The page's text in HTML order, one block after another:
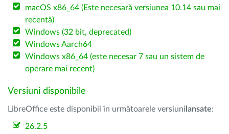
macOS x86_64 (Este necesară versiunea 10.14 sau mai
recentă)
Windows (32 bit, deprecated)
Windows Aarch64
Windows x86_64 (este necesar 7 sau un sistem de
operare mai recent)
Versiuni disponibile
LibreOffice este disponibil în următoarele versiuni lansate:
26.2.5